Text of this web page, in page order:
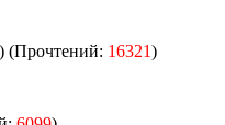
(Прочтений: 16321)